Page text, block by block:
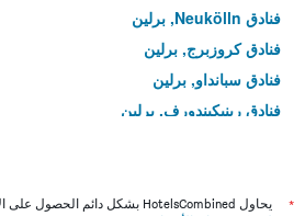
فنادق Neukölln, برلين
فنادق كروزبرج, برلين
فنادق سبانداو, برلين
فنادق رينيكيندورف, برلين
فنادق Tempelhof, برلين
*
يحاول HotelsCombined بشكل دائم الحصول على الأسعار الدقيقة، ولكن